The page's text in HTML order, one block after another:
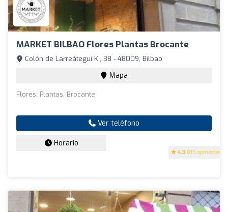
MARKET BILBAO Flores Plantas Brocante
4.3 (85 opiniones)
Colón de Larreátegui K., 38 - 48009, Bilbao
Mapa
Flores. Plantas. Brocante
Ver teléfono
Horario